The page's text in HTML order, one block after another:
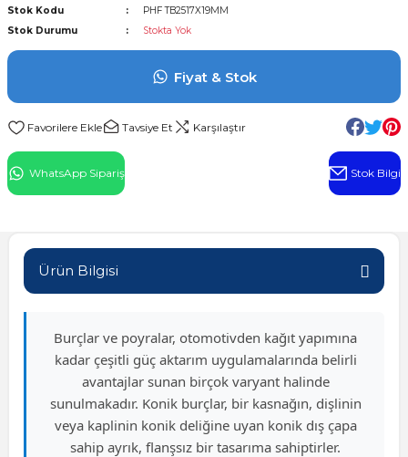
Rulman
Stok Kodu
PHF TB2517X19MM
Stok Durumu
Stokta Yok
Fiyat & Stok
Tavsiye Et Karşılaştır
WhatsApp Sipariş Stok Bilgi
Ürün Bilgisi
Burçlar ve poyralar, otomotivden kağıt yapımına
kadar çeşitli güç aktarım uygulamalarında belirli
avantajlar sunan birçok varyant halinde
sunulmakadır. Konik burçlar, bir kasnağın, dişlinin
veya kaplinin konik deliğine uyan konik dış çapa
sahip ayrık, flanşsız bir tasarıma sahiptirler.